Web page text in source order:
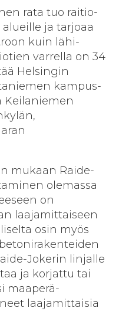
rata tuo raitio­
ja tarjoaa
kuin lähi­
varrella on 34
Helsingin
kampus­
Keilaniemen
mukaan Raide-
olemassa
on
laaja­mittaiseen
osin myös
Jokerin linjalle
ja korjattu tai
maaperä­
laaja­mittaisia